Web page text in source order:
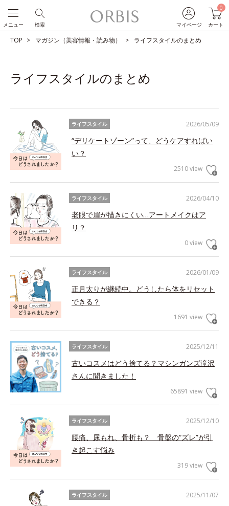
マイページ
0
カート
検索
メニュー
TOP マガジン（美容情報・読み物） ライフスタイルのまとめ
ライフスタイルのまとめ
2026/05/09
ライフスタイル
“デリケートゾーン”って、どうケアすればい
い？
2510 view
2026/04/10
ライフスタイル
老眼で眉が描きにくい…アートメイクはア
リ？
0 view
2026/01/09
ライフスタイル
正月太りが継続中。どうしたら体をリセット
できる？
1691 view
2025/12/11
ライフスタイル
古いコスメはどう捨てる？マシンガンズ滝沢
さんに聞きました！
65891 view
2025/12/10
ライフスタイル
腰痛、尿もれ、骨折も？ 骨盤の“ズレ”が引
き起こす悩み
319 view
2025/11/07
ライフスタイル